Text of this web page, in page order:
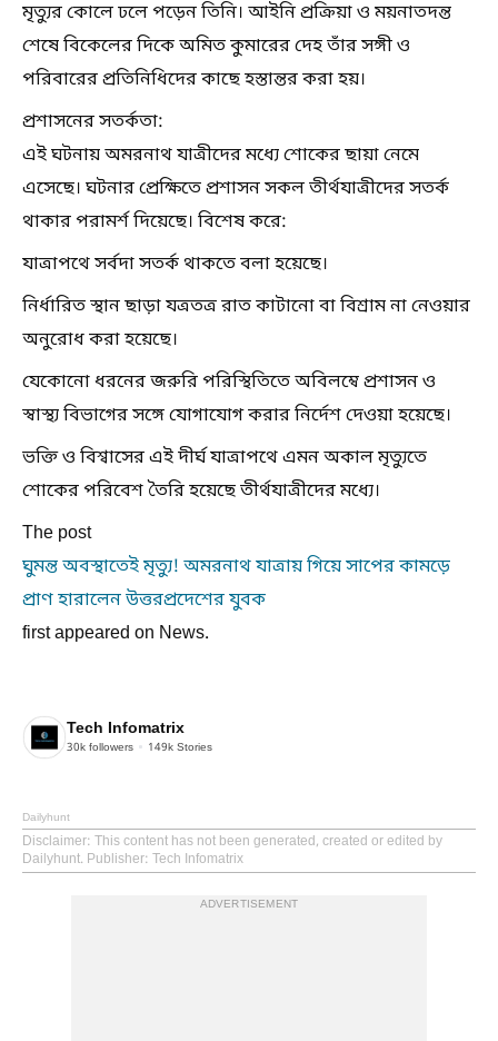
মৃত্যুর কোলে ঢলে পড়েন তিনি। আইনি প্রক্রিয়া ও ময়নাতদন্ত
শেষে বিকেলের দিকে অমিত কুমারের দেহ তাঁর সঙ্গী ও
পরিবারের প্রতিনিধিদের কাছে হস্তান্তর করা হয়।
প্রশাসনের সতর্কতা:
এই ঘটনায় অমরনাথ যাত্রীদের মধ্যে শোকের ছায়া নেমে
এসেছে। ঘটনার প্রেক্ষিতে প্রশাসন সকল তীর্থযাত্রীদের সতর্ক
থাকার পরামর্শ দিয়েছে। বিশেষ করে:
যাত্রাপথে সর্বদা সতর্ক থাকতে বলা হয়েছে।
নির্ধারিত স্থান ছাড়া যত্রতত্র রাত কাটানো বা বিশ্রাম না নেওয়ার
অনুরোধ করা হয়েছে।
যেকোনো ধরনের জরুরি পরিস্থিতিতে অবিলম্বে প্রশাসন ও
স্বাস্থ্য বিভাগের সঙ্গে যোগাযোগ করার নির্দেশ দেওয়া হয়েছে।
ভক্তি ও বিশ্বাসের এই দীর্ঘ যাত্রাপথে এমন অকাল মৃত্যুতে
শোকের পরিবেশ তৈরি হয়েছে তীর্থযাত্রীদের মধ্যে।
The post
ঘুমন্ত অবস্থাতেই মৃত্যু! অমরনাথ যাত্রায় গিয়ে সাপের কামড়ে
প্রাণ হারালেন উত্তরপ্রদেশের যুবক
first appeared on News.
Tech Infomatrix
30k followers 149k Stories
Dailyhunt
Disclaimer: This content has not been generated, created or edited by
Dailyhunt. Publisher: Tech Infomatrix
ADVERTISEMENT